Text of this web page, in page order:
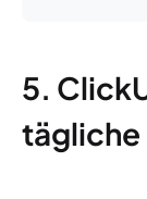
5.
tägliche